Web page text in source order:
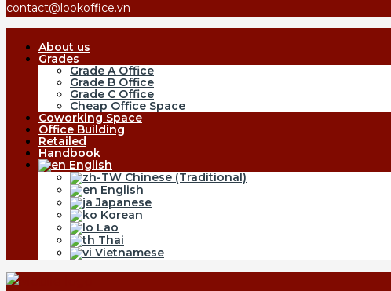
contact@lookoffice.vn
About us
Grades
Grade A Office
Grade B Office
Grade C Office
Cheap Office Space
Coworking Space
Office Building
Retailed
Handbook
English
Chinese (Traditional)
English
Japanese
Korean
Lao
Thai
Vietnamese